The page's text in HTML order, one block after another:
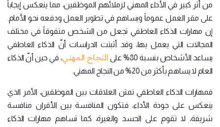
من أثر كبير في الأداء المهني لزملائهم الموظفين، مما ينعكس إيجاباً
على مقر العمل عموماً ويساهم في تطوير العمل ودفعه نحو الأمام.
إن مهارات الذكاء العاطفي تجعل من الشخص متفوقاً في مختلف
المجالات التي يعمل بها، وقد أثبتت الدراسات أنّ الذكاء العاطفي
يساعد الأشخاص بنسبة 80% على
النجاح المهني، في حين أنّ الذكاء
العام لا يساهم بأكثر من 20% من النجاح المهني.
فمهارات الذكاء العاطفي تمتن العلاقات بين الموظفين، الأمر الذي
ينعكس على جودة الأداء، فتكون المنافسة بين الأقران منافسة
شريفة، لا تقوم على الحسد والغيرة، كما تساهم مهارات الذكاء